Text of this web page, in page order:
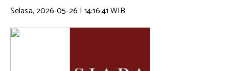
Selasa, 2026-05-26 | 14:16:41 WIB